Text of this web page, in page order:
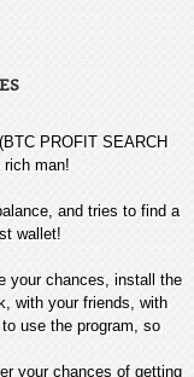
PROFIT SEARCH
man!
and tries to find a
wallet!
your chances, install the
with your friends, with
use the program, so
your chances of getting